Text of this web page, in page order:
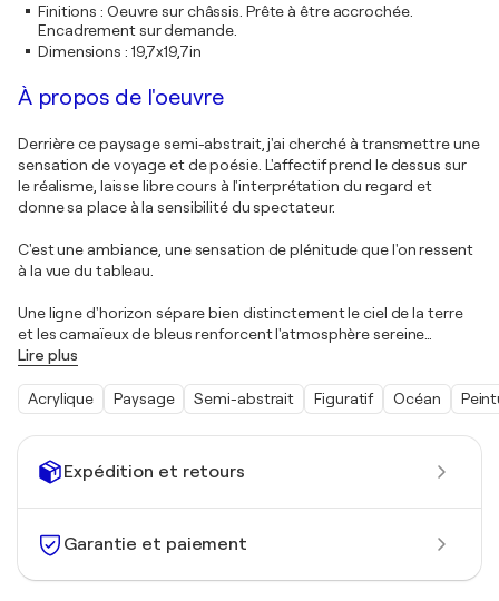
Expédition et retours
Garantie et paiement
Finitions : Oeuvre sur châssis. Prête à être accrochée.
Encadrement sur demande.
Dimensions : 19,7x19,7in
À propos de l'oeuvre
Derrière ce paysage semi-abstrait, j'ai cherché à transmettre une
sensation de voyage et de poésie. L'affectif prend le dessus sur
le réalisme, laisse libre cours à l'interprétation du regard et
donne sa place à la sensibilité du spectateur.
C'est une ambiance, une sensation de plénitude que l'on ressent
à la vue du tableau.
Une ligne d'horizon sépare bien distinctement le ciel de la terre
et les camaïeux de bleus renforcent l'atmosphère sereine
Lire plus
Acrylique Paysage Semi-abstrait Figuratif Océan